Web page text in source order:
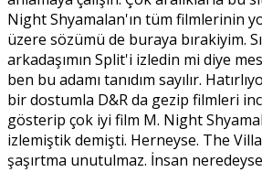
Night Shyamalan'ın tüm filmlerinin
üzere sözümü de buraya bırakiyim.
arkadaşımın Split'i izledin mi diye
ben bu adamı tanıdım sayılır.
bir dostumla D&R da gezip filmleri
gösterip çok iyi film M. Night
izlemiştik demişti. Herneyse. The
şaşırtma unutulmaz. İnsan